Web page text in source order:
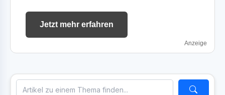
Jetzt mehr erfahren
Anzeige